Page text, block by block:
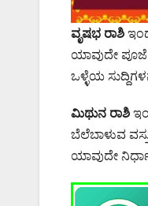
ವೃಷಭ ರಾಶಿ
ಯಾವುದೇ ಪೂಜೆ
ಒಳ್ಳೆಯ
ಮಿಥುನ ರಾಶಿ
ಬೆಲೆಬಾಳುವ
ಯಾವುದೇ